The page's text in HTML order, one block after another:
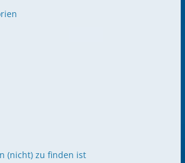
(nicht) zu finden ist